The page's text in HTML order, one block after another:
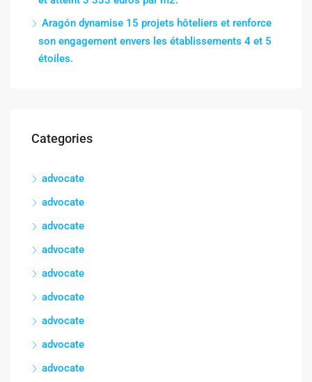
Aragón dynamise 15 projets hôteliers et renforce
son engagement envers les établissements 4 et 5
étoiles.
Categories
advocate
advocate
advocate
advocate
advocate
advocate
advocate
advocate
advocate